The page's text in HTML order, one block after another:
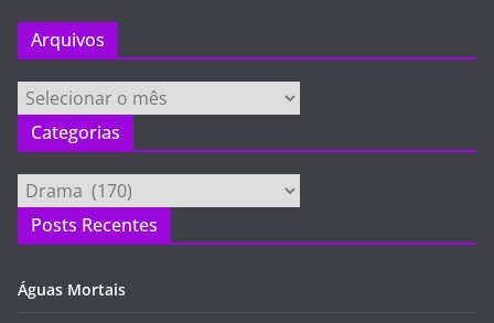
Arquivos
Arquivos
Categorias
Categorias
Posts Recentes
Águas Mortais